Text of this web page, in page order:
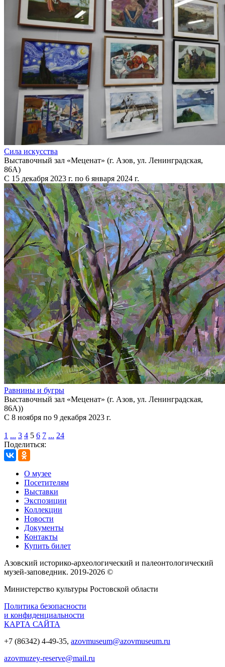
Сила искусства
Выставочный зал «Меценат» (г. Азов, ул. Ленинградская,
86А)
С 15 декабря 2023 г. по 6 января 2024 г.
Равнины и бугры
Выставочный зал «Меценат» (г. Азов, ул. Ленинградская,
86А))
С 8 ноября по 9 декабря 2023 г.
1 ... 3 4 5 6 7 ... 24
Поделиться:
О музее
Посетителям
Выставки
Экспозиции
Коллекции
Новости
Документы
Контакты
Купить билет
Азовский историко‑археологический и палеонтологический
музей‑заповедник. 2019-2026 ©
Министерство культуры Ростовской области
Политика безопасности
и конфиденциальности
КАРТА САЙТА
+7 (86342) 4-49-35, azovmuseum@azovmuseum.ru
azovmuzey-reserve@mail.ru